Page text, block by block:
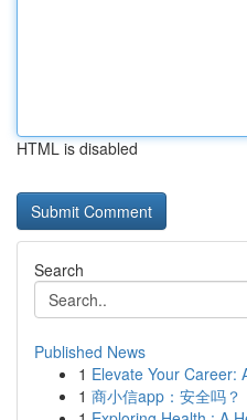
HTML is disabled
Search
Published News
1 Elevate Your Career:
1 商小信app：安全吗？